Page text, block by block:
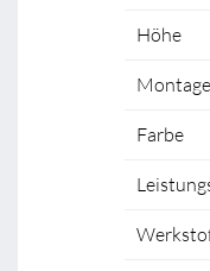
Höhe
Farbe